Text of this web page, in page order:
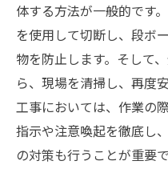
体する方法が一般的です
を使用して切断し、段ボ
物を防止します。そして
ら、現場を清掃し、再度
工事においては、作業の
指示や注意喚起を徹底し
の対策も行うことが重要で